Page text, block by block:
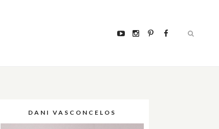
DANI VASCONCELOS